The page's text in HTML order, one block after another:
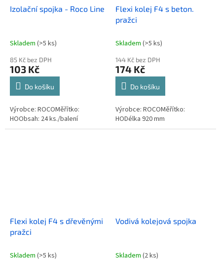
Izolační spojka - Roco Line
Skladem (>5 ks)
85 Kč bez DPH
103 Kč
Do košíku
Výrobce: ROCOMěřítko:
HOObsah: 24 ks./balení
Flexi kolej F4 s beton.
pražci
Skladem (>5 ks)
144 Kč bez DPH
174 Kč
Do košíku
Výrobce: ROCOMěřítko:
HODélka 920 mm
Flexi kolej F4 s dřevěnými
pražci
Skladem (>5 ks)
Vodivá kolejová spojka
Skladem (2 ks)